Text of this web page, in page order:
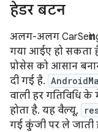
हेडर बटन
अलग-अलग
गया आईए हो सकता
प्रोसेस को आसान
दी गई है.
वाली हर गतिविधि के
होता है. यह वैल्यू,
गई कुंजी पर ले